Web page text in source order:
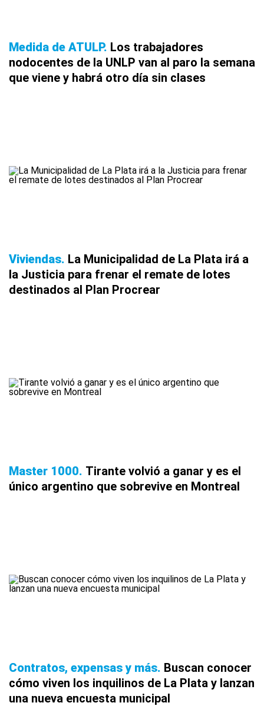
Medida de ATULP Los trabajadores
nodocentes de la UNLP van al paro la semana
que viene y habrá otro día sin clases
Viviendas La Municipalidad de La Plata irá a
la Justicia para frenar el remate de lotes
destinados al Plan Procrear
Master 1000 Tirante volvió a ganar y es el
único argentino que sobrevive en Montreal
Contratos, expensas y más Buscan conocer
cómo viven los inquilinos de La Plata y lanzan
una nueva encuesta municipal